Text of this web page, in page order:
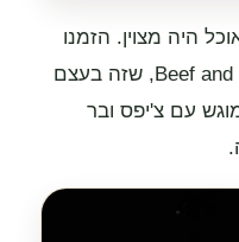
היה מצוין. הזמנו
את מנת הבית שנקראת Beef and Barra, שזה בעצם
עם צ'יפס ובר